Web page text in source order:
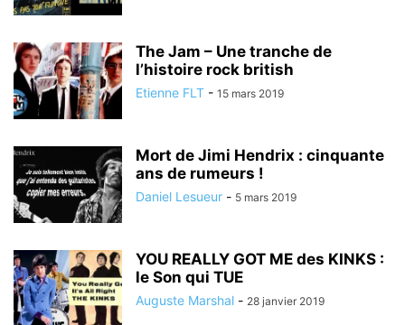
The Jam – Une tranche de
l’histoire rock british
Etienne FLT - 15 mars 2019
Mort de Jimi Hendrix : cinquante
ans de rumeurs !
Daniel Lesueur - 5 mars 2019
YOU REALLY GOT ME des KINKS :
le Son qui TUE
Auguste Marshal - 28 janvier 2019